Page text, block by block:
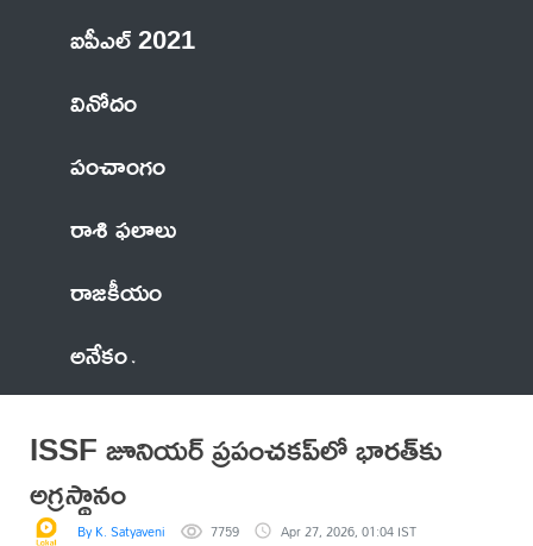
ఐపీఎల్ 2021
వినోదం
పంచాంగం
రాశి ఫలాలు
రాజకీయం
అనేకం
ISSF జూనియర్‌ ప్రపంచకప్‌లో భారత్‌కు
అగ్రస్థానం
By K. Satyaveni 7759 Apr 27, 2026, 01:04 IST